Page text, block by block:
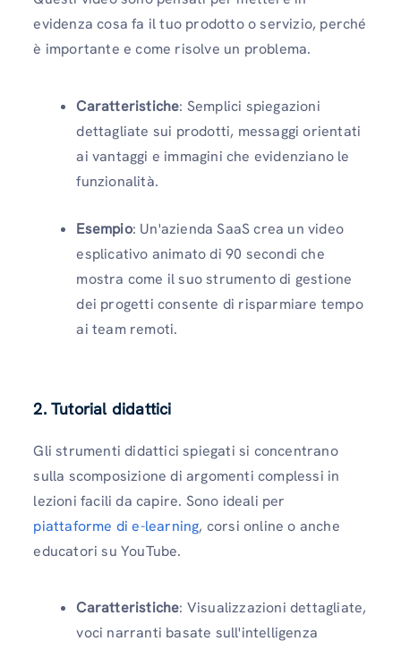
evidenza cosa fa il tuo prodotto o servizio, perché
è importante e come risolve un problema.
Caratteristiche: Semplici spiegazioni
dettagliate sui prodotti, messaggi orientati
ai vantaggi e immagini che evidenziano le
funzionalità.
Esempio: Un'azienda SaaS crea un video
esplicativo animato di 90 secondi che
mostra come il suo strumento di gestione
dei progetti consente di risparmiare tempo
ai team remoti.
2. Tutorial didattici
Gli strumenti didattici spiegati si concentrano
sulla scomposizione di argomenti complessi in
lezioni facili da capire. Sono ideali per
piattaforme di e-learning, corsi online o anche
educatori su YouTube.
Caratteristiche: Visualizzazioni dettagliate,
voci narranti basate sull'intelligenza